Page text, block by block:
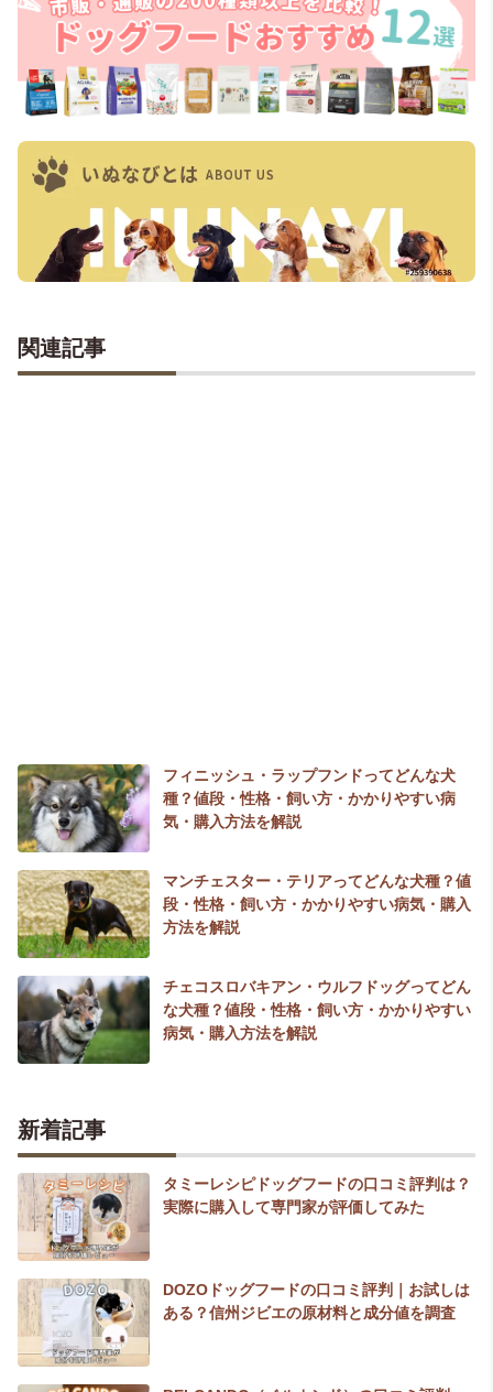
関連記事
フィニッシュ・ラップフンドってどんな犬
種？値段・性格・飼い方・かかりやすい病
気・購入方法を解説
マンチェスター・テリアってどんな犬種？値
段・性格・飼い方・かかりやすい病気・購入
方法を解説
チェコスロバキアン・ウルフドッグってどん
な犬種？値段・性格・飼い方・かかりやすい
病気・購入方法を解説
新着記事
タミーレシピドッグフードの口コミ評判は？
実際に購入して専門家が評価してみた
DOZOドッグフードの口コミ評判｜お試しは
ある？信州ジビエの原材料と成分値を調査